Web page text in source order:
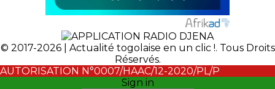
© 2017-2026 | Actualité togolaise en un clic !. Tous Droits
Réservés.
AUTORISATION N°0007/HAAC/12-2020/PL/P
Sign in